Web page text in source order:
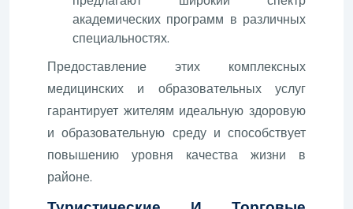
академических программ в различных
специальностях.
Предоставление этих комплексных
медицинских и образовательных услуг
гарантирует жителям идеальную здоровую
и образовательную среду и способствует
повышению уровня качества жизни в
районе.